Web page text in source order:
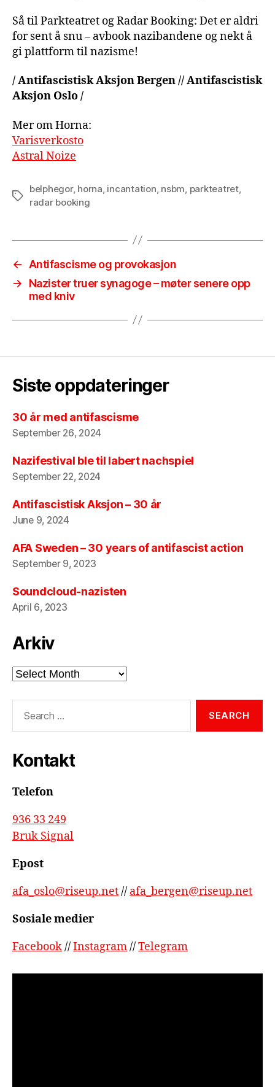
Så til Parkteatret og Radar Booking: Det er aldri
for sent å snu – avbook nazibandene og nekt å
gi plattform til nazisme!
/ Antifascistisk Aksjon Bergen // Antifascistisk
Aksjon Oslo /
Mer om Horna:
Varisverkosto
Astral Noize
Tags
belphegor, horna incantation nsbm parkteatret,
radar booking
← Antifascisme og provokasjon
→
Nazister truer synagoge – møter senere opp
med kniv
Siste oppdateringer
30 år med antifascisme
September 26, 2024
Nazifestival ble til labert nachspiel
September 22, 2024
Antifascistisk Aksjon – 30 år
June 9, 2024
AFA Sweden – 30 years of antifascist action
September 9, 2023
Soundcloud-nazisten
April 6, 2023
Arkiv
Arkiv
Kontakt
Telefon
936 33 249
Bruk Signal
Epost
afa_oslo@riseup.net// afa_bergen@riseup.net
Sosiale medier
Facebook//Instagram//Telegram